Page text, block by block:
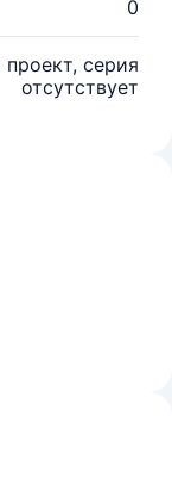
0
серия
отсутствует